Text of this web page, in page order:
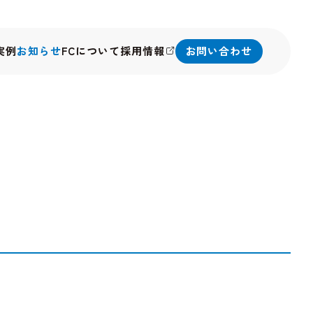
例お知らせFCについて採用情報 お問い合わせ